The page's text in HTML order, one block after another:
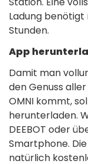
Ladung benötigt
Stunden.
App
Damit man
den Genuss aller
OMNI kommt,
herunterladen.
DEEBOT oder
Smartphone.
natürlich